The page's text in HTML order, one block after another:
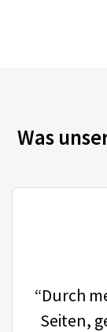
Was
“Durch
Seiten,